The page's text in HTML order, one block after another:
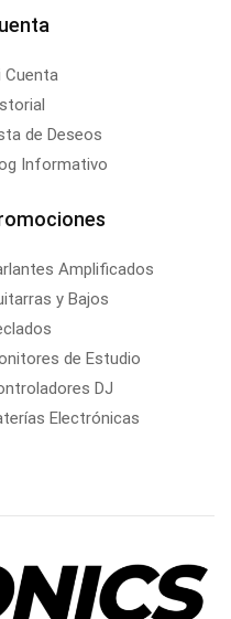
Cuenta
de Deseos
Informativo
Amplificados
y Bajos
de Estudio
DJ
Electrónicas